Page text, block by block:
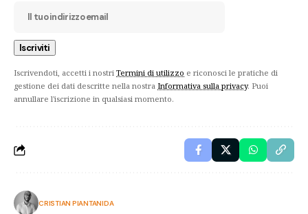
Iscrivendoti, accetti i nostri Termini di utilizzo e riconosci le pratiche di
gestione dei dati descritte nella nostra Informativa sulla privacy. Puoi
annullare l'iscrizione in qualsiasi momento.
CRISTIAN PIANTANIDA